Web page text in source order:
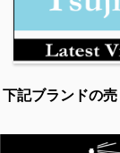
下記ブランドの